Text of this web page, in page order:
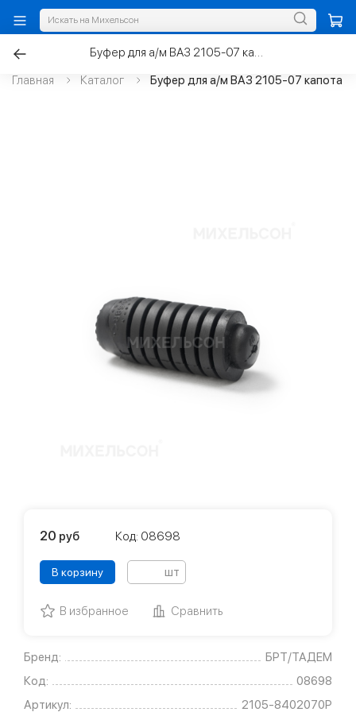
Главная Каталог Буфер для а/м ВАЗ 2105-07 капота
Бренд:
БРТ/ТАДЕМ
Код:
08698
Артикул:
2105-8402070Р
20 руб Код: 08698
В корзину шт
В избранное Сравнить